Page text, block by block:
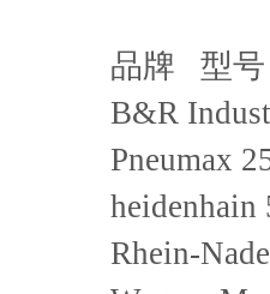
品牌 型号
B&R
Pneumax
Rhein-